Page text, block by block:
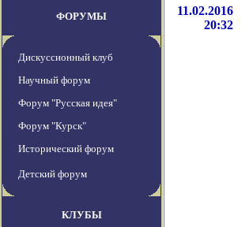
ФОРУМЫ
Дискуссионный клуб
Научный форум
Форум "Русская идея"
Форум "Курск"
Исторический форум
Детский форум
КЛУБЫ
11.02.2016
20:32